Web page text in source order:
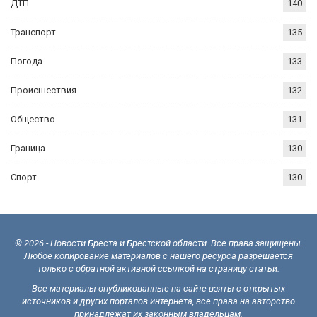
ДТП 140
Транспорт 135
Погода 133
Происшествия 132
Общество 131
Граница 130
Спорт 130
© 2026 - Новости Бреста и Брестской области. Все права защищены.
Любое копирование материалов с нашего ресурса разрешается
только с обратной активной ссылкой на страницу статьи.
Все материалы опубликованные на сайте взяты с открытых
источников и других порталов интернета, все права на авторство
принадлежат их законным владельцам.